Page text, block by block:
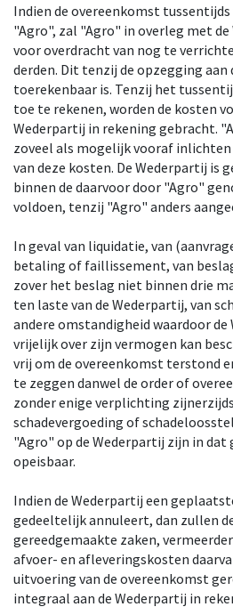
Indien de overeenkomst
"Agro", zal "Agro" in overleg met
voor overdracht van nog te
derden. Dit tenzij de opzegging aan
toerekenbaar is. Tenzij het
toe te rekenen, worden de kosten
Wederpartij in rekening gebracht.
zoveel als mogelijk vooraf inlichten
van deze kosten. De Wederpartij is
binnen de daarvoor door "Agro"
voldoen, tenzij "Agro" anders
In geval van liquidatie, van
betaling of faillissement, van
zover het beslag niet binnen drie
ten laste van de Wederpartij, van
andere omstandigheid waardoor
vrijelijk over zijn vermogen kan
vrij om de overeenkomst terstond
te zeggen danwel de order of
zonder enige verplichting
schadevergoeding of
"Agro" op de Wederpartij zijn in
opeisbaar.
Indien de Wederpartij een
gedeeltelijk annuleert, dan zullen
gereedgemaakte zaken,
afvoer- en afleveringskosten
uitvoering van de overeenkomst
integraal aan de Wederpartij in